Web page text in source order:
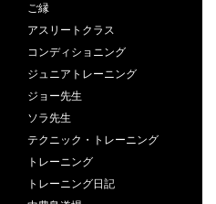
ご縁
アスリートクラス
コンディショニング
ジュニアトレーニング
ジョー先生
ソラ先生
テクニック・トレーニング
トレーニング
トレーニング日記